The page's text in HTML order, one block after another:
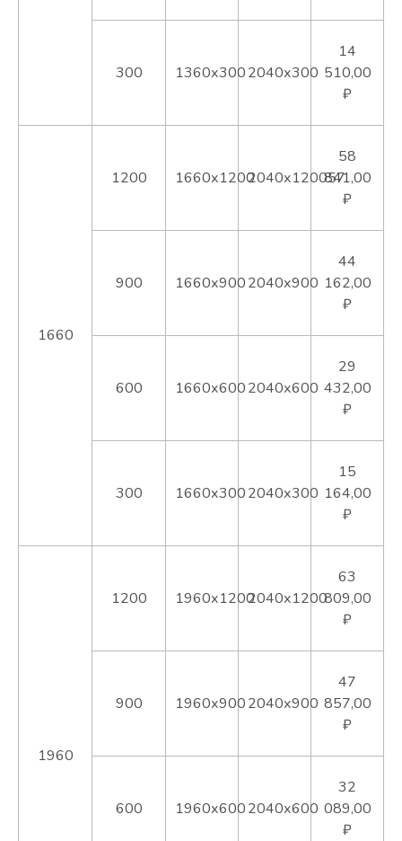
300 1360х3002040х300
14
510,00
₽
1660
1200 1660х12002040х120057
58
841,00
₽
900 1660х9002040х900
44
162,00
₽
600 1660х6002040х600
29
432,00
₽
300 1660х3002040х300
15
164,00
₽
1960
1200 1960х12002040х1200
63
809,00
₽
900 1960х9002040х900
47
857,00
₽
600 1960х6002040х600
32
089,00
₽